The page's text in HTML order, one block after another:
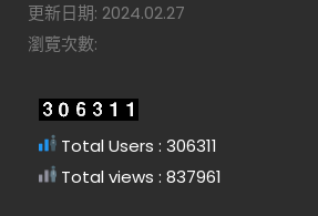
更新日期: 2024.02.27
瀏覽次數:
Total Users : 306311
Total views : 837961